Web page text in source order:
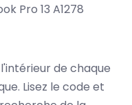
Pro 13 A1278
de chaque
Lisez le code et